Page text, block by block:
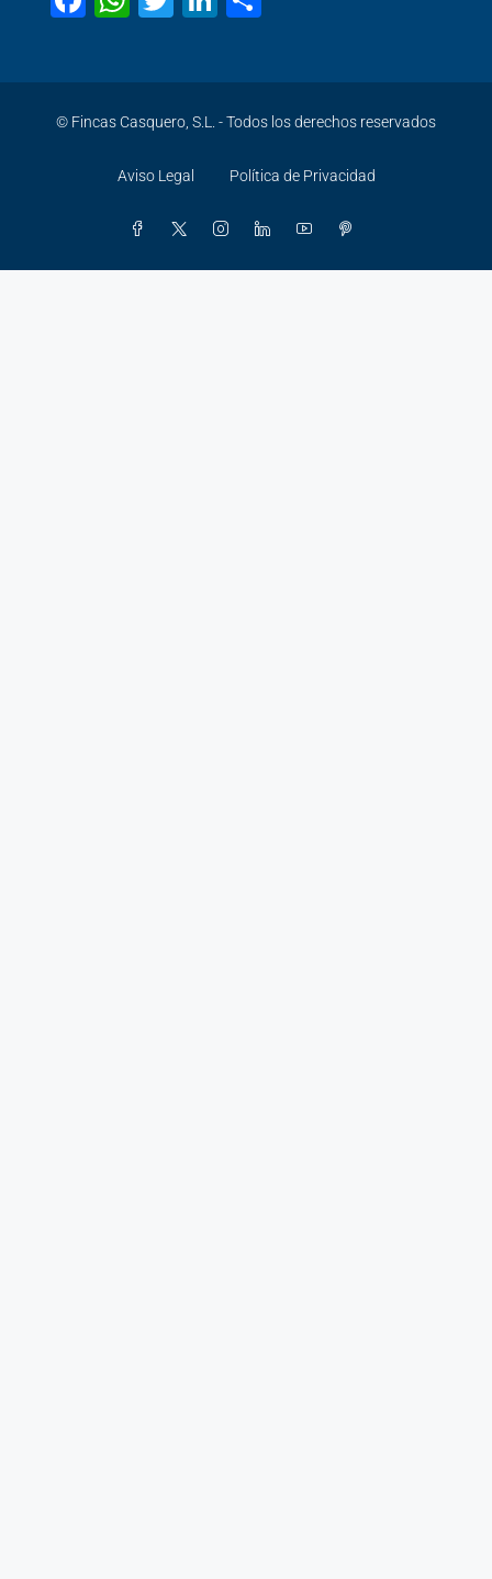
© Fincas Casquero, S.L. - Todos los derechos reservados
Aviso Legal Política de Privacidad